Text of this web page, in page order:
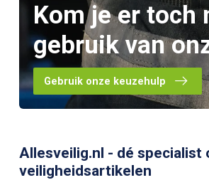
Kom je er toch
gebruik van
Gebruik onze keuzehulp
Allesveilig.nl - dé specialist
veiligheidsartikelen